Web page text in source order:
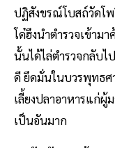
ปฏิสังขรณ์โบสถ์วัดโ
โด๋ฮึงนำตำรวจเข้าม
นั้นได้ไล่ตำรวจกลับ
ดี ยึดมั่นในบวรพุทธศ
เลี้ยงปลาอาหารแก่ผู้
เป็นอันมาก